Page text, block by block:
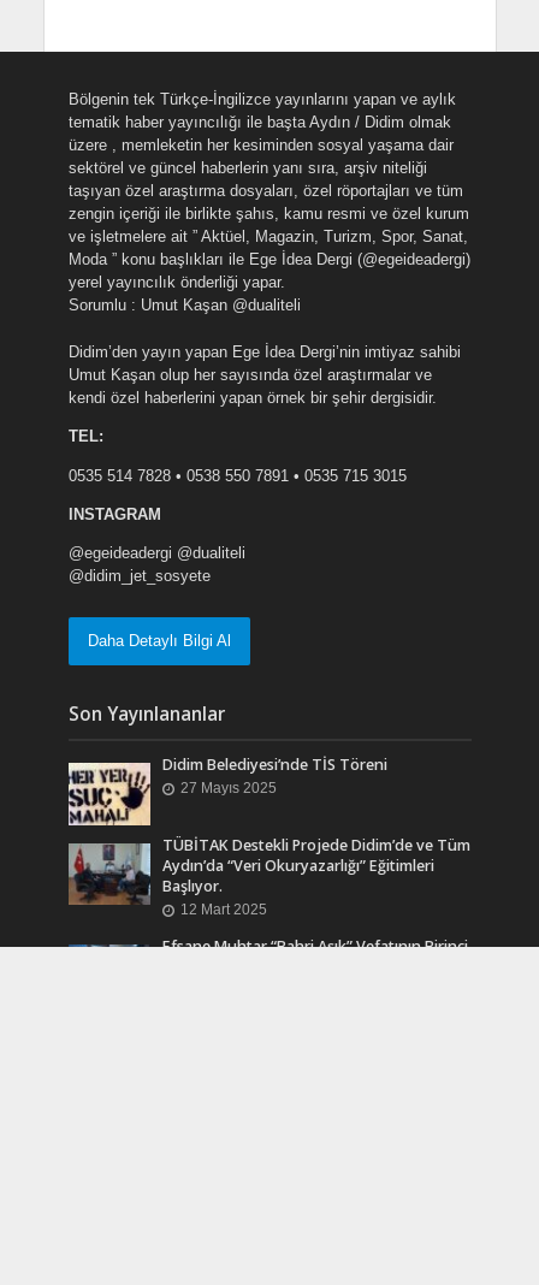
Bölgenin tek Türkçe-İngilizce yayınlarını yapan ve aylık
tematik haber yayıncılığı ile başta Aydın / Didim olmak
üzere , memleketin her kesiminden sosyal yaşama dair
sektörel ve güncel haberlerin yanı sıra, arşiv niteliği
taşıyan özel araştırma dosyaları, özel röportajları ve tüm
zengin içeriği ile birlikte şahıs, kamu resmi ve özel kurum
ve işletmelere ait ” Aktüel, Magazin, Turizm, Spor, Sanat,
Moda ” konu başlıkları ile Ege İdea Dergi (@egeideadergi)
yerel yayıncılık önderliği yapar.
Sorumlu : Umut Kaşan @dualiteli
Didim’den yayın yapan Ege İdea Dergi’nin imtiyaz sahibi
Umut Kaşan olup her sayısında özel araştırmalar ve
kendi özel haberlerini yapan örnek bir şehir dergisidir.
TEL:
0535 514 7828 • 0538 550 7891 • 0535 715 3015
INSTAGRAM
@egeideadergi @dualiteli
@didim_jet_sosyete
Daha Detaylı Bilgi Al
Son Yayınlananlar
Didim Belediyesi’nde TİS Töreni
27 Mayıs 2025
TÜBİTAK Destekli Projede Didim’de ve Tüm
Aydın’da “Veri Okuryazarlığı” Eğitimleri
Başlıyor.
12 Mart 2025
Efsane Muhtar “Bahri Aşık” Vefatının Birinci